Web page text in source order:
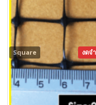
Square งดจ